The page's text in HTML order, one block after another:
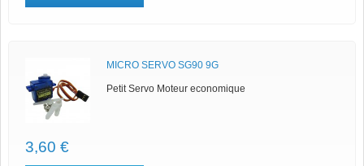
MICRO SERVO SG90 9G
Petit Servo Moteur economique
3,60 €